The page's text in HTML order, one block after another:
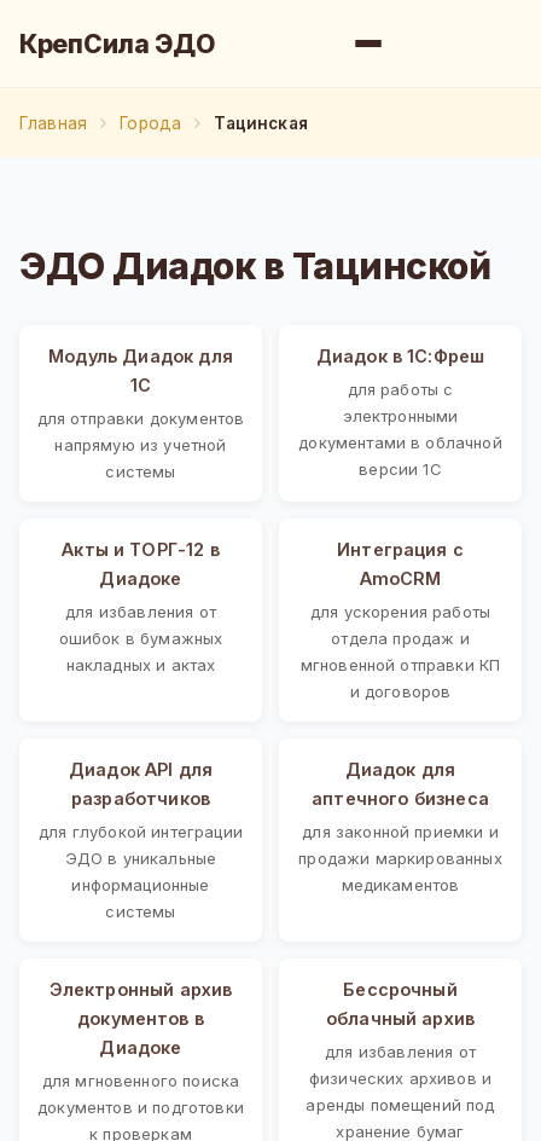
КрепСила ЭДО
Главная Города Тацинская
ЭДО Диадок в Тацинской
Модуль Диадок для
1С
для отправки документов
напрямую из учетной
системы
Диадок в 1С:Фреш
для работы с
электронными
документами в облачной
версии 1С
Акты и ТОРГ-12 в
Диадоке
для избавления от
ошибок в бумажных
накладных и актах
Интеграция с
AmoCRM
для ускорения работы
отдела продаж и
мгновенной отправки КП
и договоров
Диадок API для
разработчиков
для глубокой интеграции
ЭДО в уникальные
информационные
системы
Диадок для
аптечного бизнеса
для законной приемки и
продажи маркированных
медикаментов
Электронный архив
документов в
Диадоке
для мгновенного поиска
документов и подготовки
к проверкам
Бессрочный
облачный архив
для избавления от
физических архивов и
аренды помещений под
хранение бумаг